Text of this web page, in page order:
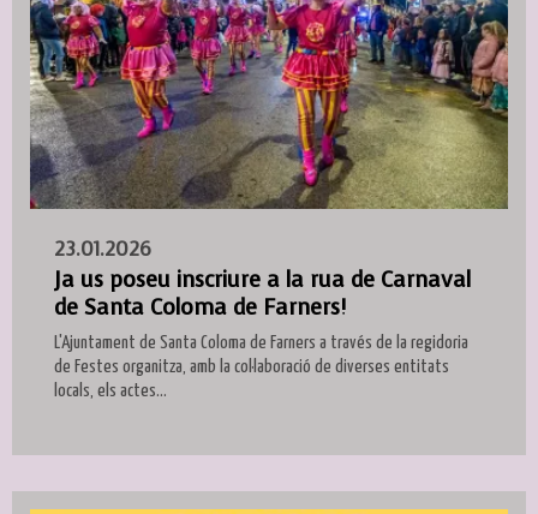
23.01.2026
Ja us poseu inscriure a la rua de Carnaval
de Santa Coloma de Farners!
L'Ajuntament de Santa Coloma de Farners a través de la regidoria
de Festes organitza, amb la col·laboració de diverses entitats
locals, els actes...